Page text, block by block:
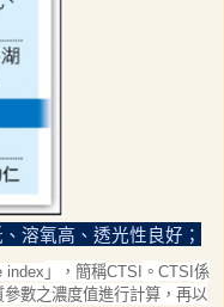
溶氧高、透光性良好；
index 」，簡稱CTSI 。 CTSI係
參數之濃度值進行計算，再以